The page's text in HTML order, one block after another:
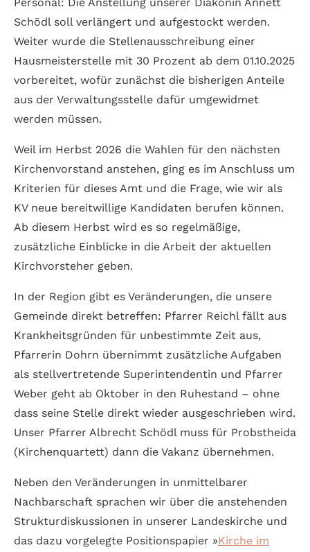
Schödl soll verlängert und aufgestockt werden.
Weiter wurde die Stellenausschreibung einer
Hausmeisterstelle mit 30 Prozent ab dem 01.10.2025
vorbereitet, wofür zunächst die bisherigen Anteile
aus der Verwaltungsstelle dafür umgewidmet
werden müssen.
Weil im Herbst 2026 die Wahlen für den nächsten
Kirchenvorstand anstehen, ging es im Anschluss um
Kriterien für dieses Amt und die Frage, wie wir als
KV neue bereitwillige Kandidaten berufen können.
Ab diesem Herbst wird es so regelmäßige,
zusätzliche Einblicke in die Arbeit der aktuellen
Kirchvorsteher geben.
In der Region gibt es Veränderungen, die unsere
Gemeinde direkt betreffen: Pfarrer Reichl fällt aus
Krankheitsgründen für unbestimmte Zeit aus,
Pfarrerin Dohrn übernimmt zusätzliche Aufgaben
als stellvertretende Superintendentin und Pfarrer
Weber geht ab Oktober in den Ruhestand – ohne
dass seine Stelle direkt wieder ausgeschrieben wird.
Unser Pfarrer Albrecht Schödl muss für Probstheida
(Kirchenquartett) dann die Vakanz übernehmen.
Neben den Veränderungen in unmittelbarer
Nachbarschaft sprachen wir über die anstehenden
Strukturdiskussionen in unserer Landeskirche und
das dazu vorgelegte Positionspapier »Kirche im